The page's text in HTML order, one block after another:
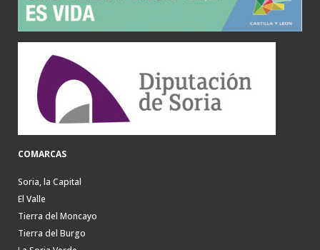
COMARCAS
Soria, la Capital
El Valle
Tierra del Moncayo
Tierra del Burgo